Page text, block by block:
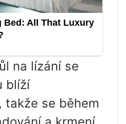
na lízání se
blíží
takže se během